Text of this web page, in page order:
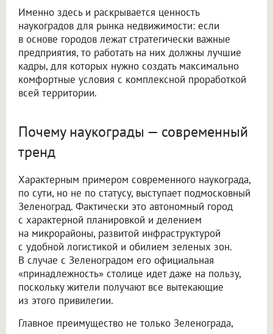
Именно здесь и раскрывается ценность
наукоградов для рынка недвижимости: если
в основе городов лежат стратегически важные
предприятия, то работать на них должны лучшие
кадры, для которых нужно создать максимально
комфортные условия с комплексной проработкой
всей территории.
Почему наукограды — современный
тренд
Характерным примером современного наукограда,
по сути, но не по статусу, выступает подмосковный
Зеленоград. Фактически это автономный город
с характерной планировкой и делением
на микрорайоны, развитой инфраструктурой
с удобной логистикой и обилием зеленых зон.
В случае с Зеленоградом его официальная
«принадлежность» столице идет даже на пользу,
поскольку жители получают все вытекающие
из этого привилегии.
Главное преимущество не только Зеленограда,